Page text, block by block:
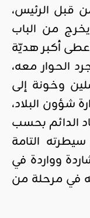
قبل الرئيس،
من الباب
أكبر هديّة
الحوار معه،
وخونة إلى
شؤون البلاد،
الدائم بحسب
التامة
وواردة في
في مرحلة من